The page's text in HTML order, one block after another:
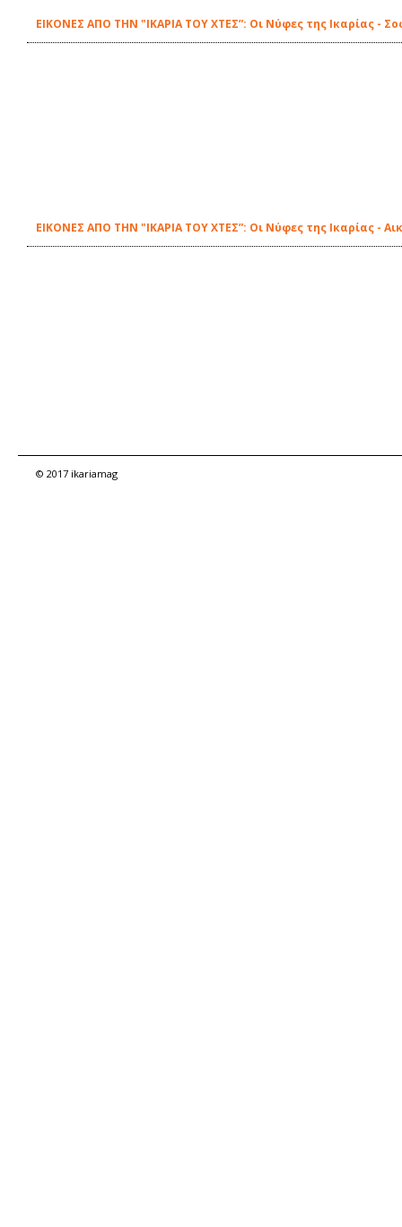
ΕΙΚΟΝΕΣ ΑΠΟ ΤΗΝ "ΙΚΑΡΙΑ ΤΟΥ ΧΤΕΣ”: Οι Νύφες της Ικαρίας -
ΕΙΚΟΝΕΣ ΑΠΟ ΤΗΝ "ΙΚΑΡΙΑ ΤΟΥ ΧΤΕΣ”: Οι Νύφες της Ικαρίας -
© 2017 ikariamag